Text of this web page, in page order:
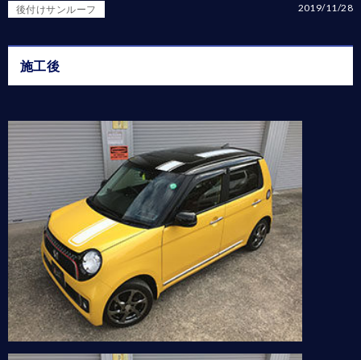
後付けサンルーフ 2019/11/28
施工後